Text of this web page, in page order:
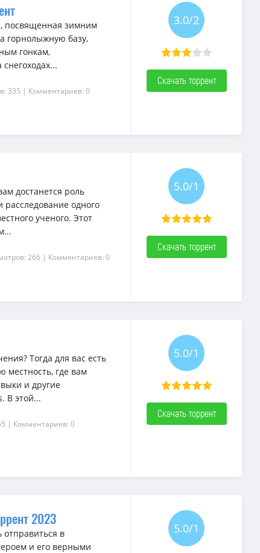
посвященная зимним
горнолыжную базу,
гонкам,
335 | Комментариев: 0
3.0/2
Скачать торрент
достанется роль
расследование одного
ученого. Этот
266 | Комментариев: 0
5.0/1
Скачать торрент
Тогда для вас есть
местность, где вам
и другие
В этой...
| Комментариев: 0
5.0/1
Скачать торрент
2023
в
и его верными
5.0/1